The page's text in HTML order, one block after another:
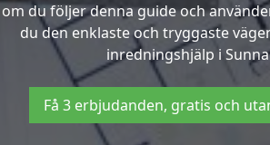
om du följer denna guide och
du den enklaste och tryggaste
inredningshjälp i
Få 3 erbjudanden, gratis och